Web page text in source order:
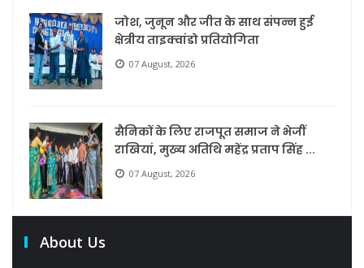
जोश, जुनून और जीत के साथ संपन्न हुई
क्षेत्रीय ताइक्वांडो प्रतियोगिता
07 August, 2026
सैनिकों के लिए राजपूत समाज ने भेजीं
राखियां, मुख्य अतिथि महेंद्र प्रताप सिंह ...
07 August, 2026
About Us